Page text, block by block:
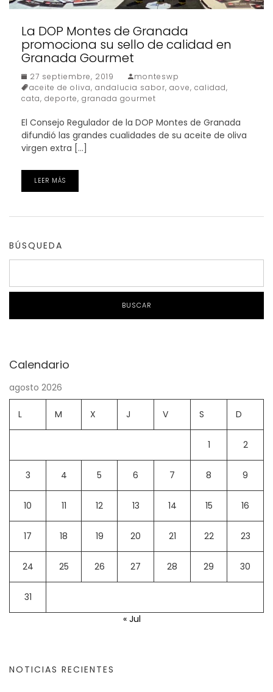
La DOP Montes de Granada
promociona su sello de calidad en
Granada Gourmet
27 septiembre, 2019
monteswp
aceite de oliva, andalucia sabor, aove, calidad,
cata, deporte, granada gourmet
El Consejo Regulador de la DOP Montes de Granada
difundió las grandes cualidades de su aceite de oliva
virgen extra […]
LEER MÁS
BÚSQUEDA
BUSCAR
Calendario
agosto 2026
L M X J V S D
1 2
3 4 5 6 7 8 9
10 11 12 13 14 15 16
17 18 19 20 21 22 23
24 25 26 27 28 29 30
31
« Jul
NOTICIAS RECIENTES